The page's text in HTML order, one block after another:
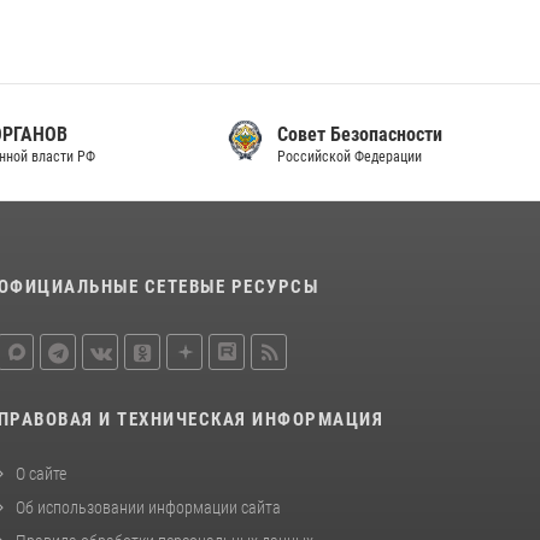
злоумышленников, напавших на бригаду
скорой помощи (видео)
08 июля 2026, 07:01
Совет Безопасности
Российской Федерации
СЕТЕВЫЕ РЕСУРСЫ
ПРАВОВАЯ И ТЕХНИЧЕСКАЯ ИНФОРМАЦИЯ
О сайте
Об использовании информации сайта